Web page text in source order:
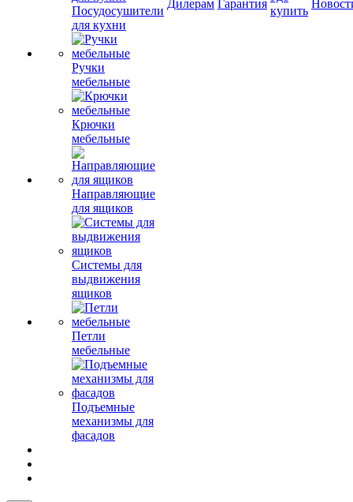
Посудосушители
для кухни
Ручки
мебельные
Крючки
мебельные
Направляющие
для ящиков
Системы для
выдвижения
ящиков
Петли
мебельные
Подъемные
механизмы для
фасадов
Дилерам Гарантия
купить